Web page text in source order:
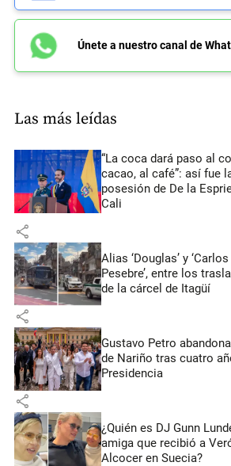
Únete a nuestro canal de
Las más leídas
“La coca dará paso al
cacao, al café”: así fue
posesión de De la
Cali
share
Alias ‘Douglas’ y ‘Carlos
Pesebre’, entre los
de la cárcel de Itagüí
share
Gustavo Petro
de Nariño tras cuatro
Presidencia
share
¿Quién es DJ Gunn
amiga que recibió a
Alcocer en Suecia?